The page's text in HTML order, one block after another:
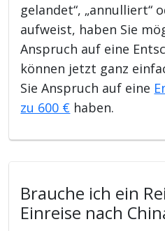
gelandet“, „annulliert“
aufweist, haben Sie
Anspruch auf eine
können jetzt ganz
Sie Anspruch auf eine
zu 600 € haben.
Brauche ich ein
Einreise nach